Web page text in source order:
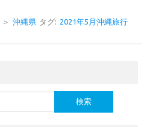
＞ 沖縄県 タグ: 2021年5月沖縄旅行